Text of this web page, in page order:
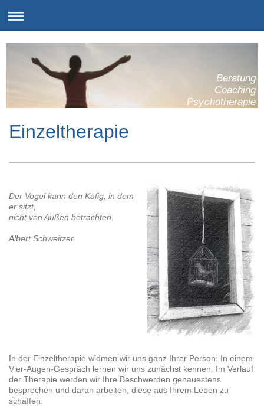
Beratung
Coaching
Psychotherapie
Einzeltherapie
Der Vogel kann den Käfig, in dem
er sitzt,
nicht von Außen betrachten.
Albert Schweitzer
In der Einzeltherapie widmen wir uns ganz Ihrer Person. In einem
Vier-Augen-Gespräch lernen wir uns zunächst kennen. Im Verlauf
der Therapie werden wir Ihre Beschwerden genauestens
besprechen und daran arbeiten, diese aus Ihrem Leben zu
schaffen.